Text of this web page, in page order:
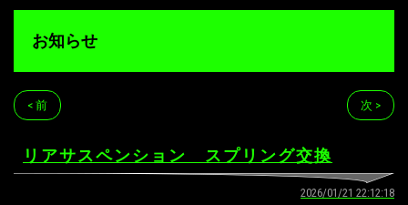
お知らせ
< 前 次 >
リアサスペンション スプリング交換
2026/01/21 22:12:18